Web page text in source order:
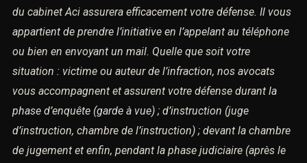
du cabinet Aci assurera efficacement votre défense. Il vous
appartient de prendre l’initiative en l’appelant au téléphone
ou bien en envoyant un mail. Quelle que soit votre
situation : victime ou auteur de l’infraction, nos avocats
vous accompagnent et assurent votre défense durant la
phase d’enquête (garde à vue) ; d’instruction (juge
d’instruction, chambre de l’instruction) ; devant la chambre
de jugement et enfin, pendant la phase judiciaire (après le